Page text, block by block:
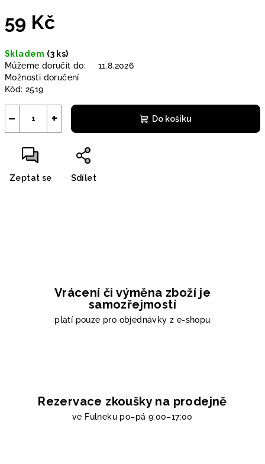
59 Kč
cena:
Skladem (3 ks)
Můžeme doručit do:
11.8.2026
Možnosti doručení
Kód: 2519
+
− Do košíku
Zeptat se Sdílet
Vrácení či výměna zboží je
samozřejmostí
platí pouze pro objednávky z e-shopu
Rezervace zkoušky na prodejně
ve Fulneku po–pá 9:00–17:00